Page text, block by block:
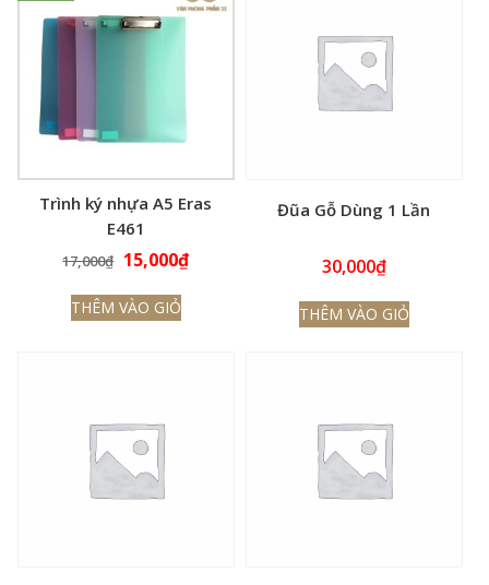
Trình ký nhựa A5 Eras
E461
17,000₫ Giá
là:
15,000₫Giá
THÊM VÀO GIỎ
Đũa Gỗ Dùng 1 Lần
30,000₫
THÊM VÀO GIỎ